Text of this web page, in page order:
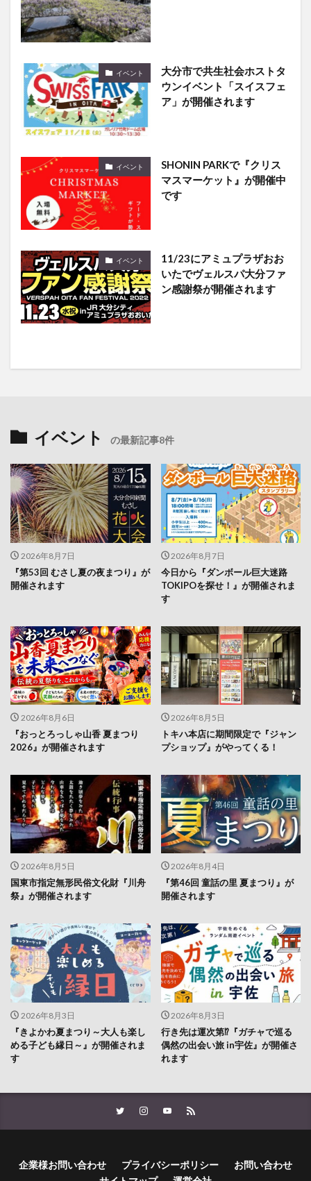
イベント
大分市で共生社会ホストタ
ウンイベント「スイスフェ
ア」が開催されます
イベント
SHONIN PARKで『クリス
マスマーケット』が開催中
です
イベント
11/23にアミュプラザおお
いたでヴェルスパ大分ファ
ン感謝祭が開催されます
イベント の最新記事8件
2026年8月7日
『第53回 むさし夏の夜まつり』が
開催されます
2026年8月7日
今日から『ダンボール巨大迷路
TOKIPOを探せ！』が開催されま
す
2026年8月6日
『おっとろっしゃ山香 夏まつり
2026』が開催されます
2026年8月5日
トキハ本店に期間限定で『ジャン
プショップ』がやってくる！
2026年8月5日
国東市指定無形民俗文化財『川舟
祭』が開催されます
2026年8月4日
『第46回 童話の里 夏まつり』が
開催されます
2026年8月3日
『きよかわ夏まつり～大人も楽し
める子ども縁日～』が開催されま
す
2026年8月3日
行き先は運次第⁉『ガチャで巡る
偶然の出会い旅 in宇佐』が開催さ
れます
企業様お問い合わせ プライバシーポリシー
お問い合わせ